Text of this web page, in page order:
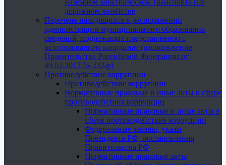
наземном электрическом транспорте и в
дорожном хозяйстве
Перечень находящихся в распоряжении
администрации муниципального образования
сведений, подлежащих представлению с
использованием координат (распоряжение
Правительства Российской Федерации от
09.02.2017 № 232-р)
Противодействие коррупции
Противодействие коррупции
Нормативные правовые и иные акты в сфере
противодействия коррупции
Нормативные правовые и иные акты в
сфере противодействия коррупции
Федеральные законы, указы
Президента РФ, постановления
Правительства РФ
Нормативные правовые акты